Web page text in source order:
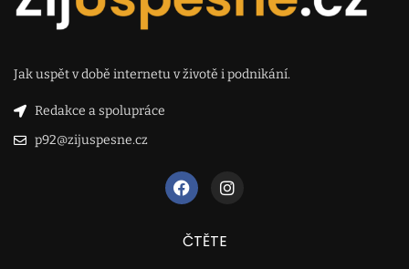
Jak uspět v době internetu v životě i podnikání.
Redakce a spolupráce
p92@zijuspesne.cz
ČTĚTE